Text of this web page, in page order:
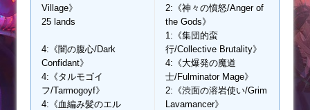
Village》
25 lands
4:《闇の腹心/Dark
Confidant》
4:《タルモゴイ
フ/Tarmogoyf》
4:《血編み髪のエル
2:《神々の憤怒/Anger of
the Gods》
1:《集団的蛮
行/Collective Brutality》
4:《大爆発の魔道
士/Fulminator Mage》
2:《渋面の溶岩使い/Grim
Lavamancer》